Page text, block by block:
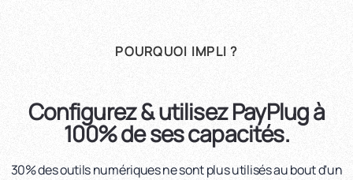
POURQUOI IMPLI ?
Configurez & utilisez PayPlug à
100% de ses capacités.
30% des outils numériques ne sont plus utilisés au bout d'un